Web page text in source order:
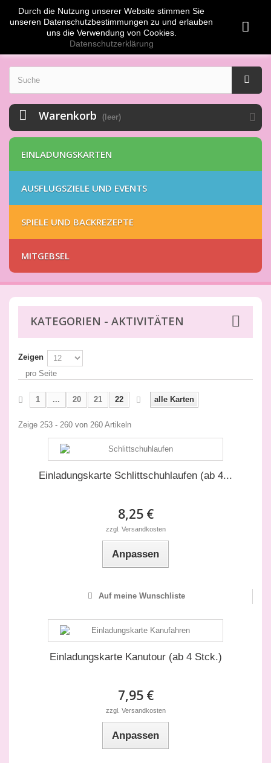
EUR
Warenkorb (leer)
EINLADUNGSKARTEN
AUSFLUGSZIELE UND EVENTS
SPIELE UND BACKREZEPTE
MITGEBSEL
KATEGORIEN - AKTIVITÄTEN
Zeigen
pro Seite
alle Karten
1 ... 20 21 22
Zeige 253 - 260 von 260 Artikeln
Einladungskarte Schlittschuhlaufen (ab 4...
8,25 €
zzgl. Versandkosten
Anpassen
Auf meine Wunschliste
Einladungskarte Kanutour (ab 4 Stck.)
7,95 €
zzgl. Versandkosten
Anpassen
Durch die Nutzung unserer Website stimmen Sie
unseren Datenschutzbestimmungen zu und erlauben
uns die Verwendung von Cookies.
Datenschutzerklärung